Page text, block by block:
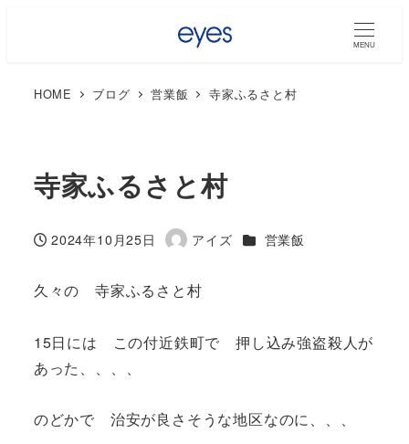
MENU
HOME ブログ 営業飯 寺家ふるさと村
寺家ふるさと村
投稿日
2024年10月25日
著
アイズ カテゴリー
営業飯
久々の 寺家ふるさと村
15日には この付近鉄町で 押し込み強盗殺人が
あった、、、、
のどかで 治安が良さそうな地区なのに、、、